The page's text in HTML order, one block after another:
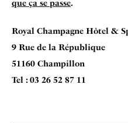
que ça se passe.
Royal Champagne Hôtel &
9 Rue de la République
51160 Champillon
Tel : 03 26 52 87 11